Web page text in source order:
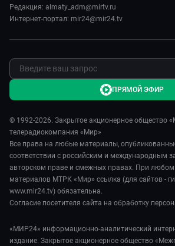
Обратная связь
Редакция: almaty_adm@mirtv.ru
Интернет-портал: mir24@mir24.tv
© 1992-2026. Закрытое акционерное общество
телерадиокомпания «Мир»
Все права на любые материалы,
соответствии с российским и международным
авторском праве и смежных правах. При любом
материалов МТРК «Мир» ссылка (для сайтов -
www.mir24.tv) обязательна.
Согласие посетителя сайта на обработку
«МИР24» информационно-аналитический
издание. Закрытое акционерное общество
ПРЯМОЙ ЭФИР